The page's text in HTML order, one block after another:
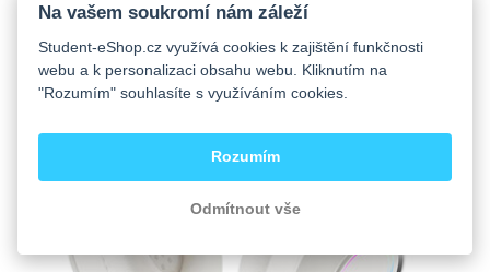
Na vašem soukromí nám záleží
Student-eShop.cz využívá cookies k zajištění funkčnosti
webu a k personalizaci obsahu webu. Kliknutím na
"Rozumím" souhlasíte s využíváním cookies.
Rozumím
Odmítnout vše